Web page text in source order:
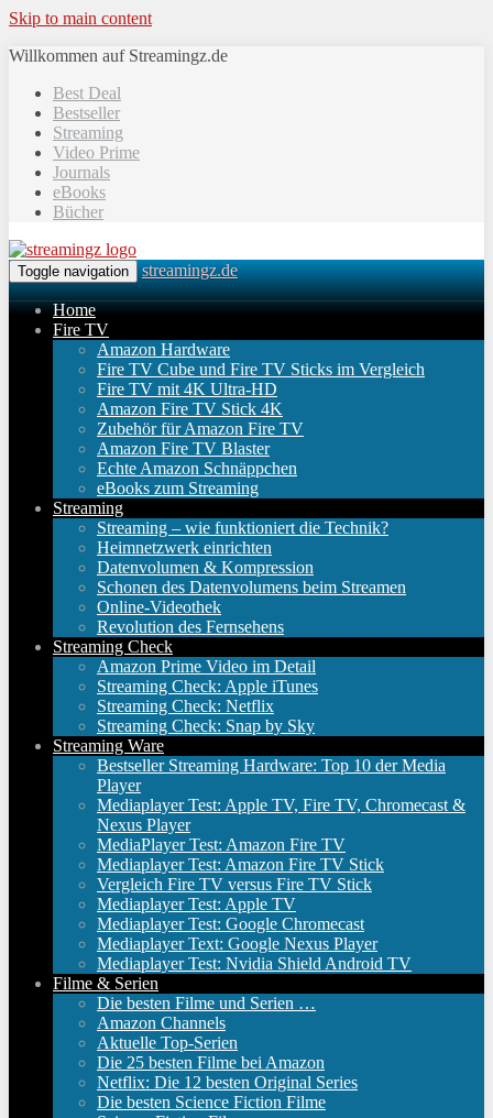
Skip to main content
Willkommen auf Streamingz.de
Best Deal
Bestseller
Streaming
Video Prime
Journals
eBooks
Bücher
Toggle navigation streamingz.de
Home
Fire TV
Amazon Hardware
Fire TV Cube und Fire TV Sticks im Vergleich
Fire TV mit 4K Ultra-HD
Amazon Fire TV Stick 4K
Zubehör für Amazon Fire TV
Amazon Fire TV Blaster
Echte Amazon Schnäppchen
eBooks zum Streaming
Streaming
Streaming – wie funktioniert die Technik?
Heimnetzwerk einrichten
Datenvolumen & Kompression
Schonen des Datenvolumens beim Streamen
Online-Videothek
Revolution des Fernsehens
Streaming Check
Amazon Prime Video im Detail
Streaming Check: Apple iTunes
Streaming Check: Netflix
Streaming Check: Snap by Sky
Streaming Ware
Bestseller Streaming Hardware: Top 10 der Media
Player
Mediaplayer Test: Apple TV, Fire TV, Chromecast &
Nexus Player
MediaPlayer Test: Amazon Fire TV
Mediaplayer Test: Amazon Fire TV Stick
Vergleich Fire TV versus Fire TV Stick
Mediaplayer Test: Apple TV
Mediaplayer Test: Google Chromecast
Mediaplayer Text: Google Nexus Player
Mediaplayer Test: Nvidia Shield Android TV
Filme & Serien
Die besten Filme und Serien …
Amazon Channels
Aktuelle Top-Serien
Die 25 besten Filme bei Amazon
Netflix: Die 12 besten Original Series
Die besten Science Fiction Filme